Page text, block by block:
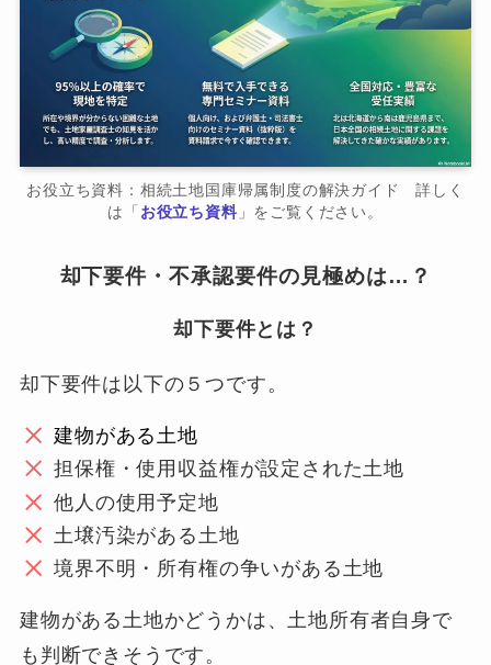
お役立ち資料：相続土地国庫帰属制度の解決ガイド 詳しく
は「 お役立ち資料」をご覧ください。
却下要件・不承認要件の見極めは…？
却下要件とは？
却下要件は以下の５つです。
建物がある土地
担保権・使用収益権が設定された土地
他人の使用予定地
土壌汚染がある土地
境界不明・所有権の争いがある土地
建物がある土地かどうかは、土地所有者自身で
も判断できそうです。